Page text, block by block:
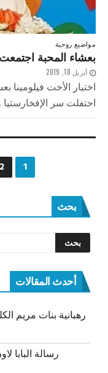
مواضيع روحية
بعشاء المحبة اجتمعت
أبريل 18, 2019
اختيار الأخت
احتفلت سر
1
2
بحث
أحدث المقالات
رهبانية بنات مريم